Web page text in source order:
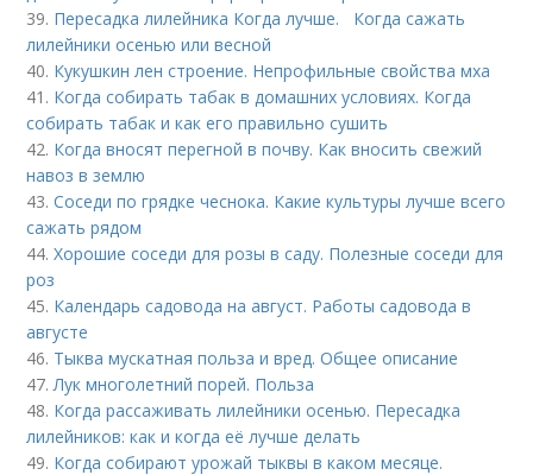
39. Пересадка лилейника Когда лучше. Когда сажать
лилейники осенью или весной
40. Кукушкин лен строение. Непрофильные свойства мха
41. Когда собирать табак в домашних условиях. Когда
собирать табак и как его правильно сушить
42. Когда вносят перегной в почву. Как вносить свежий
навоз в землю
43.Соседи по грядке чеснока. Какие культуры лучше всего
сажать рядом
44.Хорошие соседи для розы в саду. Полезные соседи для
роз
45. Календарь садовода на август. Работы садовода в
августе
46. Тыква мускатная польза и вред. Общее описание
47. Лук многолетний порей. Польза
48. Когда рассаживать лилейники осенью. Пересадка
лилейников: как и когда её лучше делать
49. Когда собирают урожай тыквы в каком месяце.